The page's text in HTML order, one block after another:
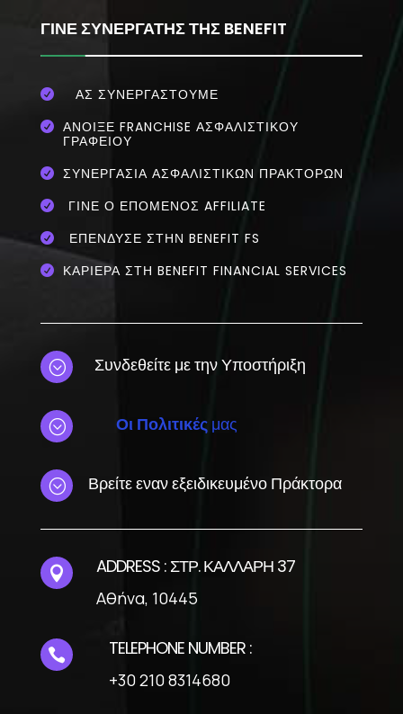
ΓΙΝΕ ΣΥΝΕΡΓΑΤΗΣ ΤΗΣ BENEFIT
 ΑΣ ΣΥΝΕΡΓΑΣΤΟΥΜΕ

ΆΝΟΙΞΕ FRANCHISE ΑΣΦΑΛΙΣΤΙΚΟΎ
ΓΡΑΦΕΊΟΥ
 ΣΥΝΕΡΓΑΣΊΑ ΑΣΦΑΛΙΣΤΙΚΏΝ ΠΡΑΚΤΌΡΩΝ
 ΓΊΝΕ Ο ΕΠΌΜΕΝΟΣ AFFILIATE
 ΕΠΈΝΔΥΣΕ ΣΤΗΝ BENEFIT FS
 ΚΑΡΙΕΡΑ ΣΤΗ BENEFIT FINANCIAL SERVICES
; Συνδεθείτε με την Υποστήριξη
; Οι Πολιτικέςμας
; Βρείτε εναν εξειδικευμένο Πράκτορα
 ADDRESS : ΣΤΡ. ΚΑΛΛΑΡΗ 37
Αθήνα, 10445
 TELEPHONE NUMBER :
+30 210 8314680